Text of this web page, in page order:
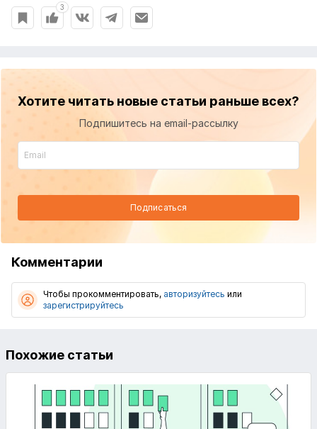
3
Хотите читать новые статьи раньше всех?
Подпишитесь на email-рассылку
Подписаться
Комментарии
Чтобы прокомментировать, авторизуйтесь или
зарегистрируйтесь
Похожие статьи